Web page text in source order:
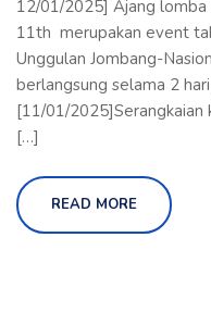
12/01/2025] Ajang
11th merupakan event
Unggulan Jombang-
berlangsung selama 2
[11/01/2025]Serangkaian
[…]
READ MORE